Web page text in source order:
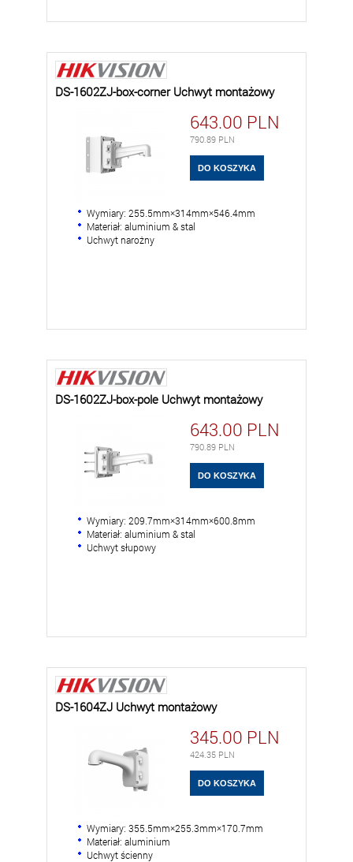
DS-1602ZJ-box-corner Uchwyt montażowy
643.00 PLN
790.89 PLN
Wymiary: 255.5mm×314mm×546.4mm
Materiał: aluminium & stal
Uchwyt narożny
DS-1602ZJ-box-pole Uchwyt montażowy
643.00 PLN
790.89 PLN
Wymiary: 209.7mm×314mm×600.8mm
Materiał: aluminium & stal
Uchwyt słupowy
DS-1604ZJ Uchwyt montażowy
345.00 PLN
424.35 PLN
Wymiary: 355.5mm×255.3mm×170.7mm
Materiał: aluminium
Uchwyt ścienny